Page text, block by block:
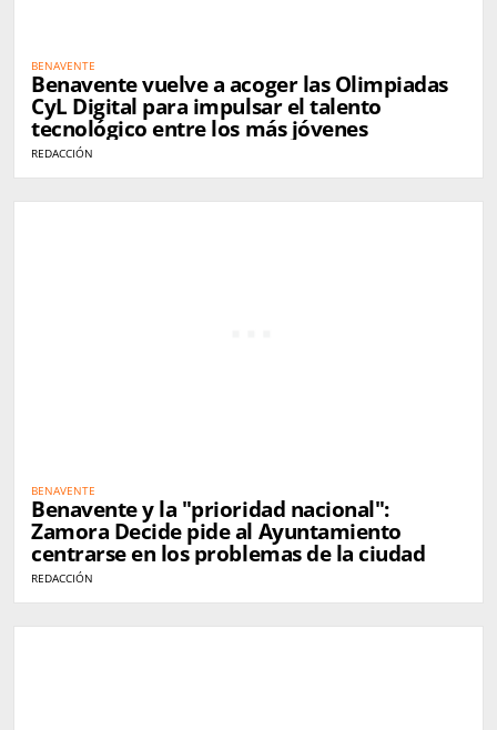
BENAVENTE
Benavente vuelve a acoger las Olimpiadas
CyL Digital para impulsar el talento
tecnológico entre los más jóvenes
REDACCIÓN
BENAVENTE
Benavente y la "prioridad nacional":
Zamora Decide pide al Ayuntamiento
centrarse en los problemas de la ciudad
REDACCIÓN